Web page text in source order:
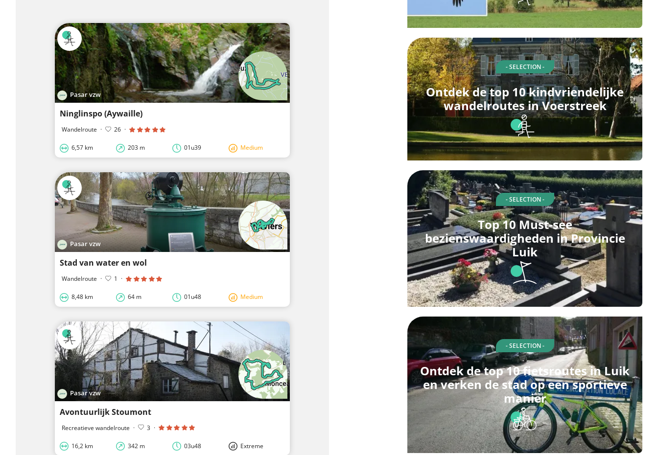
Pasar vzw
Ninglinspo (Aywaille)
Wandelroute · 26 ·
6,57 km 203 m 01u39 Medium
Pasar vzw
Stad van water en wol
Wandelroute · 1 ·
8,48 km 64 m 01u48 Medium
Pasar vzw
Avontuurlijk Stoumont
Recreatieve wandelroute · 3 ·
16,2 km 342 m 03u48 Extreme
- SELECTION -
Ontdek de top 10 kindvriendelijke
wandelroutes in Voerstreek
- SELECTION -
Top 10 Must-see
bezienswaardigheden in Provincie
Luik
- SELECTION -
Ontdek de top 10 fietsroutes in Luik
en verken de stad op een sportieve
manier